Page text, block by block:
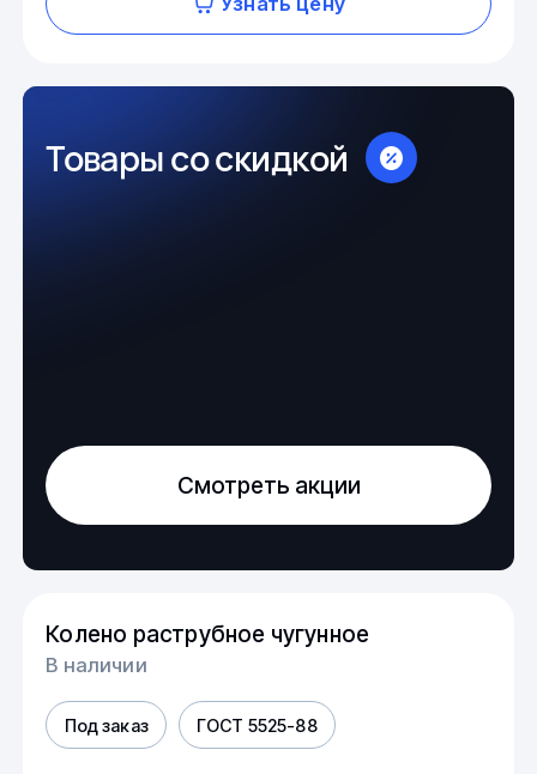
Товары со скидкой
Смотреть акции
Колено раструбное чугунное
В наличии
Под заказ ГОСТ 5525-88